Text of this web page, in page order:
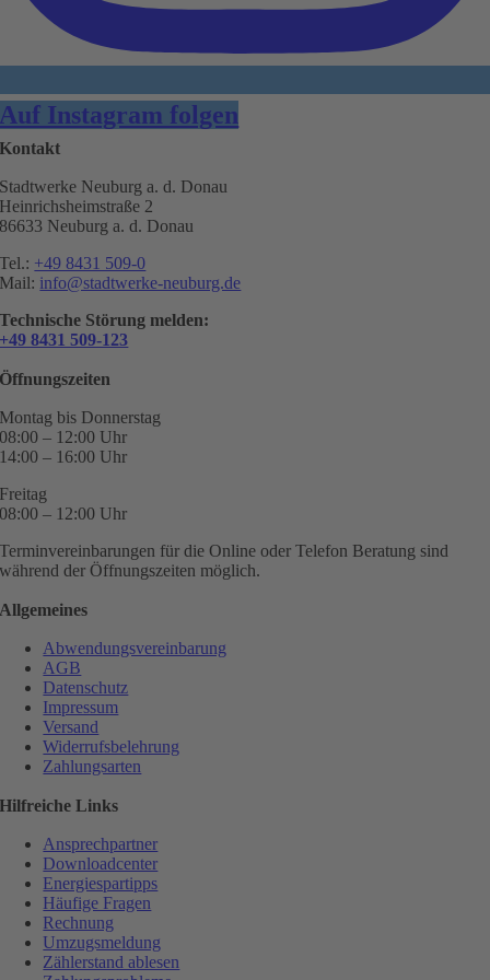
Auf Instagram folgen
Kontakt
Stadtwerke Neuburg a. d. Donau
Heinrichsheimstraße 2
86633 Neuburg a. d. Donau
Tel.: +49 8431 509-0
Mail: info@stadtwerke-neuburg.de
Technische Störung melden:
+49 8431 509-123
Öffnungszeiten
Montag bis Donnerstag
08:00 – 12:00 Uhr
14:00 – 16:00 Uhr
Freitag
08:00 – 12:00 Uhr
Terminvereinbarungen für die Online oder Telefon Beratung sind
während der Öffnungszeiten möglich.
Allgemeines
Abwendungsvereinbarung
AGB
Datenschutz
Impressum
Versand
Widerrufsbelehrung
Zahlungsarten
Hilfreiche Links
Ansprechpartner
Downloadcenter
Energiespartipps
Häufige Fragen
Rechnung
Umzugsmeldung
Zählerstand ablesen